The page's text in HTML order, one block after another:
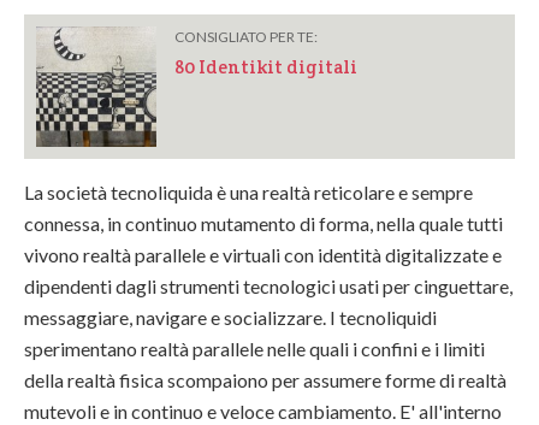
CONSIGLIATO PER TE:
80 Identikit digitali
La società tecnoliquida è una realtà reticolare e sempre
connessa, in continuo mutamento di forma, nella quale tutti
vivono realtà parallele e virtuali con identità digitalizzate e
dipendenti dagli strumenti tecnologici usati per cinguettare,
messaggiare, navigare e socializzare. I tecnoliquidi
sperimentano realtà parallele nelle quali i confini e i limiti
della realtà fisica scompaiono per assumere forme di realtà
mutevoli e in continuo e veloce cambiamento. E' all'interno